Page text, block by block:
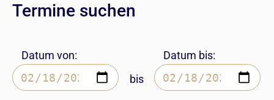
Termine suchen
Datum von:
bis
Datum bis: